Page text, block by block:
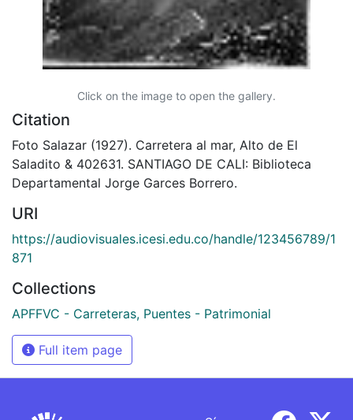
Click on the image to open the gallery.
Citation
Foto Salazar (1927). Carretera al mar, Alto de El
Saladito & 402631. SANTIAGO DE CALI: Biblioteca
Departamental Jorge Garces Borrero.
URI
https://audiovisuales.icesi.edu.co/handle/123456789/1
871
Collections
APFFVC - Carreteras, Puentes - Patrimonial
Full item page